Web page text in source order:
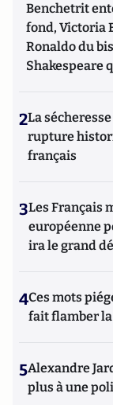
Benchetrit
fond, Victoria
Ronaldo du
Shakespeare
2La
rupture
français
3Les Français
européenne
ira le grand
4Ces mots
fait flamber
5Alexandre
plus à une